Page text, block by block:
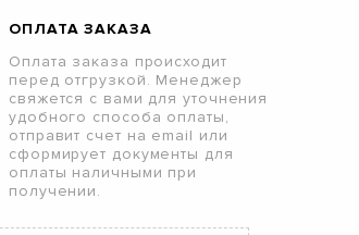
ОПЛАТА ЗАКАЗА
Оплата заказа происходит
перед отгрузкой. Менеджер
свяжется с вами для уточнения
удобного способа оплаты,
отправит счет на email или
сформирует документы для
оплаты наличными при
получении.